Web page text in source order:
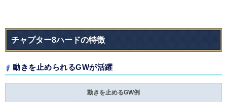
チャプター8ハードの特徴
動きを止められるGWが活躍
動きを止めるGW例